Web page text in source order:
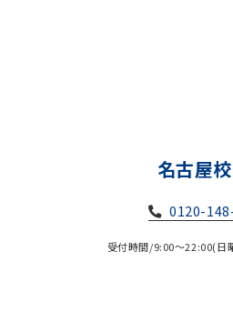
名古屋校
0120-
受付時間/9:00～22:00(日